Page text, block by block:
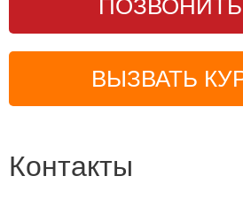
ВЫЗВАТЬ
Контакты